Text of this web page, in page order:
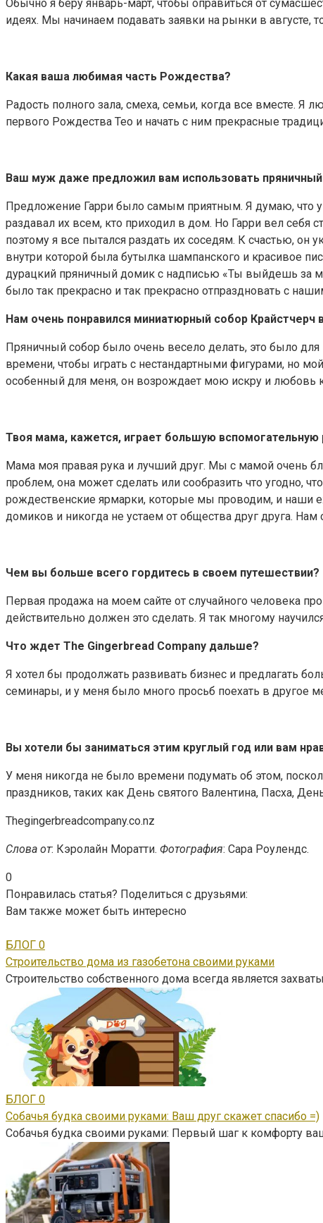
Обычно я беру январь-март, чтобы оправиться от
идеях. Мы начинаем подавать заявки на рынки в августе,
Какая ваша любимая часть Рождества?
Радость полного зала, смеха, семьи, когда все вместе. Я
первого Рождества Тео и начать с ним прекрасные
Ваш муж даже предложил вам использовать
Предложение Гарри было самым приятным. Я думаю, что у
раздавал их всем, кто приходил в дом. Но Гарри вел себя
поэтому я все пытался раздать их соседям. К счастью,
внутри которой была бутылка шампанского и красивое
дурацкий пряничный домик с надписью «Ты выйдешь за
было так прекрасно и так прекрасно отпраздновать с
Нам очень понравился миниатюрный собор
Пряничный собор было очень весело делать, это было
времени, чтобы играть с нестандартными фигурами, но
особенный для меня, он возрождает мою искру и любовь
Твоя мама, кажется, играет большую вспомогательную
Мама моя правая рука и лучший друг. Мы с мамой очень
проблем, она может сделать или сообразить что угодно,
рождественские ярмарки, которые мы проводим, и наши
домиков и никогда не устаем от общества друг друга. Нам
Чем вы больше всего гордитесь в своем путешествии?
Первая продажа на моем сайте от случайного человека
действительно должен это сделать. Я так многому
Что ждет The Gingerbread Company дальше?
Я хотел бы продолжать развивать бизнес и предлагать
семинары, и у меня было много просьб поехать в другое
Вы хотели бы заниматься этим круглый год или вам
У меня никогда не было времени подумать об этом,
праздников, таких как День святого Валентина, Пасха,
Thegingerbreadcompany.co.nz
Слова от: Кэролайн Моратти. Фотография: Сара Роулендс.
0
Понравилась статья? Поделиться с друзьями:
Вам также может быть интересно
БЛОГ 0
Строительство дома из газобетона своими руками
Строительство собственного дома всегда является
БЛОГ 0
Собачья будка своими руками: Ваш друг скажет спасибо =)
Собачья будка своими руками: Первый шаг к комфорту